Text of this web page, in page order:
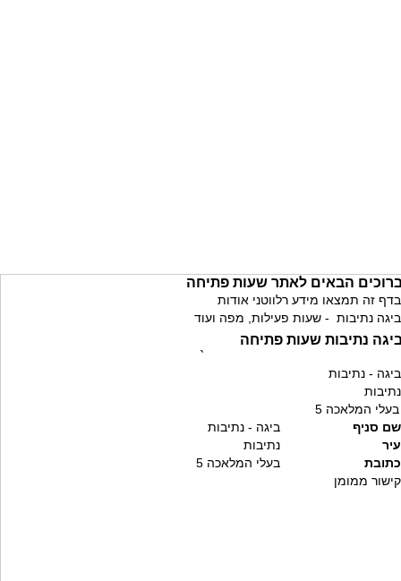
הבאים לאתר שעות פתיחה
בדף זה תמצאו מידע רלווטני אודות
ביגה נתיבות - שעות פעילות, מפה ועוד
נתיבות שעות פתיחה
`
ביגה - נתיבות
נתיבות
בעלי המלאכה 5
שם סניף
ביגה - נתיבות
עיר
נתיבות
כתובת
בעלי המלאכה 5
קישור ממומן